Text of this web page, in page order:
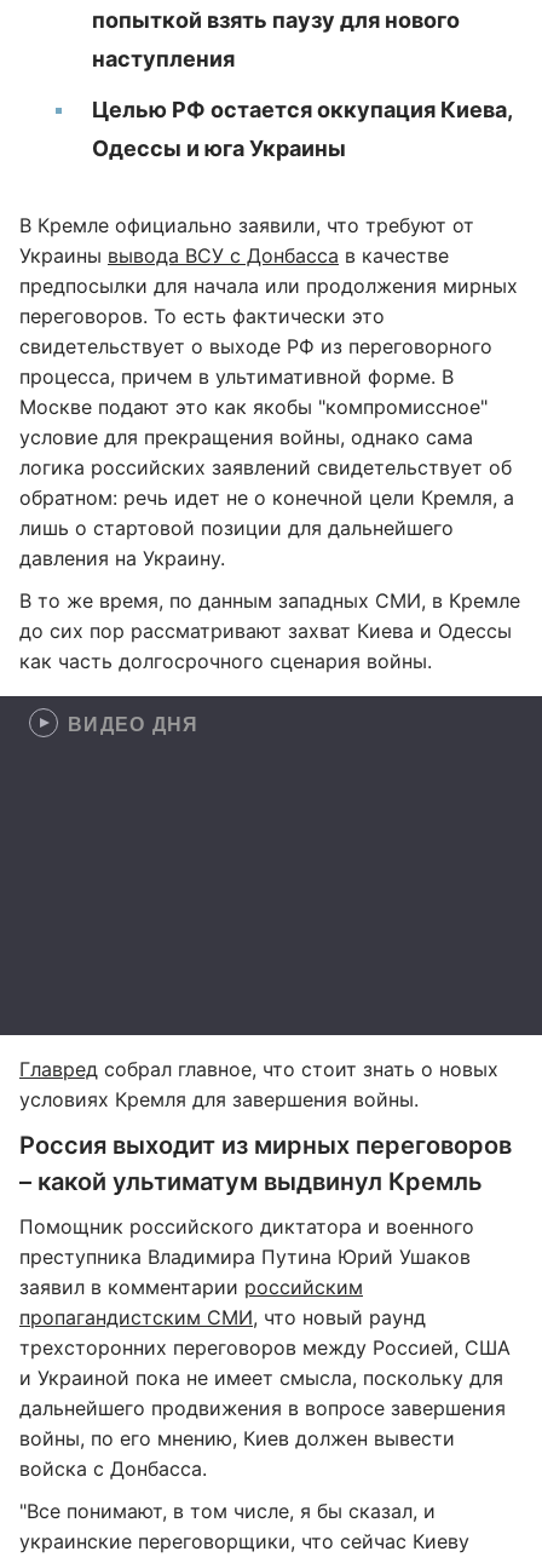
попыткой взять паузу для нового
наступления
Целью РФ остается оккупация Киева,
Одессы и юга Украины
В Кремле официально заявили, что требуют от
Украины вывода ВСУ с Донбасса в качестве
предпосылки для начала или продолжения мирных
переговоров. То есть фактически это
свидетельствует о выходе РФ из переговорного
процесса, причем в ультимативной форме. В
Москве подают это как якобы "компромиссное"
условие для прекращения войны, однако сама
логика российских заявлений свидетельствует об
обратном: речь идет не о конечной цели Кремля, а
лишь о стартовой позиции для дальнейшего
давления на Украину.
В то же время, по данным западных СМИ, в Кремле
до сих пор рассматривают захват Киева и Одессы
как часть долгосрочного сценария войны.
ВИДЕО ДНЯ
Главред собрал главное, что стоит знать о новых
условиях Кремля для завершения войны.
Россия выходит из мирных переговоров
– какой ультиматум выдвинул Кремль
Помощник российского диктатора и военного
преступника Владимира Путина Юрий Ушаков
заявил в комментарии российским
пропагандистским СМИ, что новый раунд
трехсторонних переговоров между Россией, США
и Украиной пока не имеет смысла, поскольку для
дальнейшего продвижения в вопросе завершения
войны, по его мнению, Киев должен вывести
войска с Донбасса.
"Все понимают, в том числе, я бы сказал, и
украинские переговорщики, что сейчас Киеву